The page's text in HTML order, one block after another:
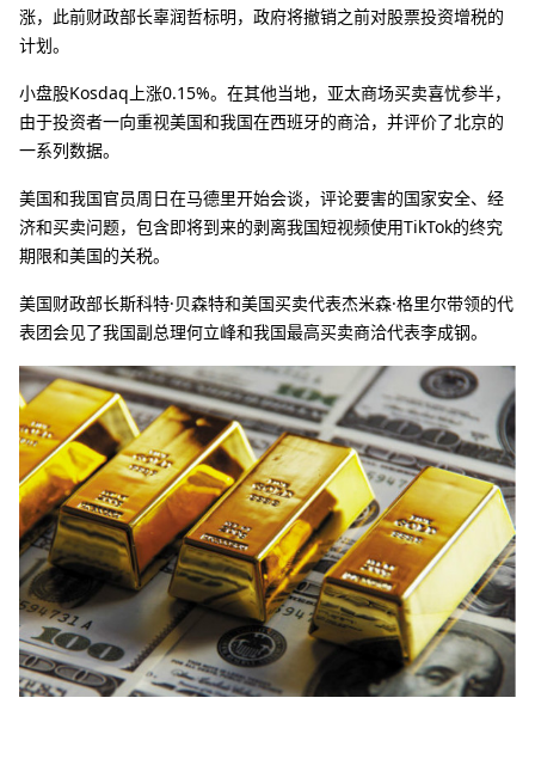
涨，此前财政部长辜润哲标明，政府将撤销之前对股票投资增税的
计划。
小盘股Kosdaq上涨0.15%。在其他当地，亚太商场买卖喜忧参半，
由于投资者一向重视美国和我国在西班牙的商洽，并评价了北京的
一系列数据。
美国和我国官员周日在马德里开始会谈，评论要害的国家安全、经
济和买卖问题，包含即将到来的剥离我国短视频使用TikTok的终究
期限和美国的关税。
美国财政部长斯科特·贝森特和美国买卖代表杰米森·格里尔带领的代
表团会见了我国副总理何立峰和我国最高买卖商洽代表李成钢。